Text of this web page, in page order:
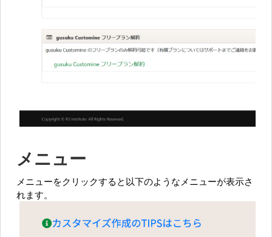
メニュー
メニューをクリックすると以下のようなメニューが表示さ
れます。